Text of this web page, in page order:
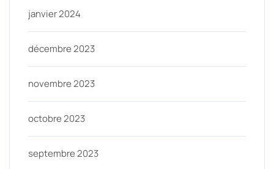
janvier 2024
décembre 2023
novembre 2023
octobre 2023
septembre 2023